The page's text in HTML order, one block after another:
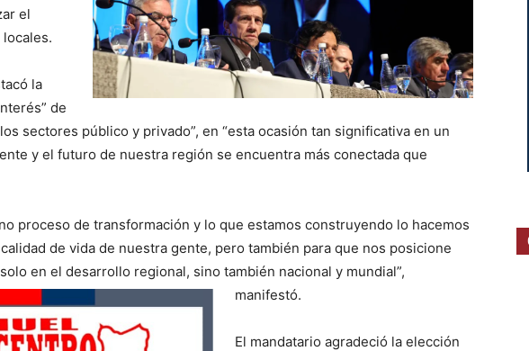
el
la
de
sectores público y privado”, en “esta ocasión tan significativa en un
y el futuro de nuestra región se encuentra más conectada que
proceso de transformación y lo que estamos construyendo lo hacemos
de vida de nuestra gente, pero también para que nos posicione
en el desarrollo regional, sino también nacional y mundial”,
manifestó.
El mandatario agradeció la elección